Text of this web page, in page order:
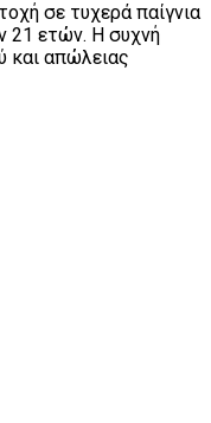
σε τυχερά παίγνια
21 ετών. Η συχνή
και απώλειας